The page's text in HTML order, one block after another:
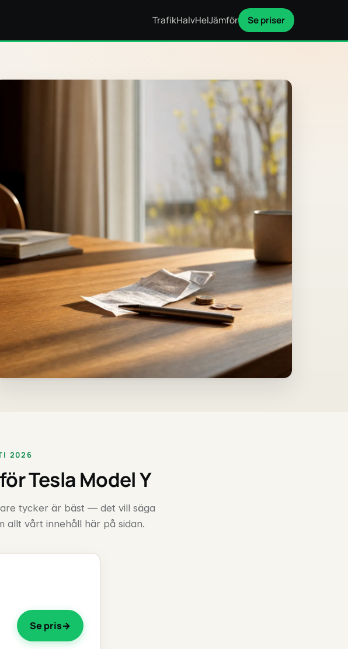
TrafikHalvHelJämför Se priser
2026
Tesla Model Y
tycker är bäst — det vill säga
allt vårt innehåll här på sidan.
Se pris